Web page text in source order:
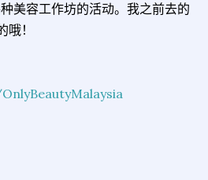
美容工作坊的活动。我之前去的
！